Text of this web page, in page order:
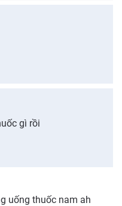
gì rồi
uống thuốc nam ah